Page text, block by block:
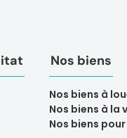
Nos biens
Nos biens à
Nos biens à la
Nos biens